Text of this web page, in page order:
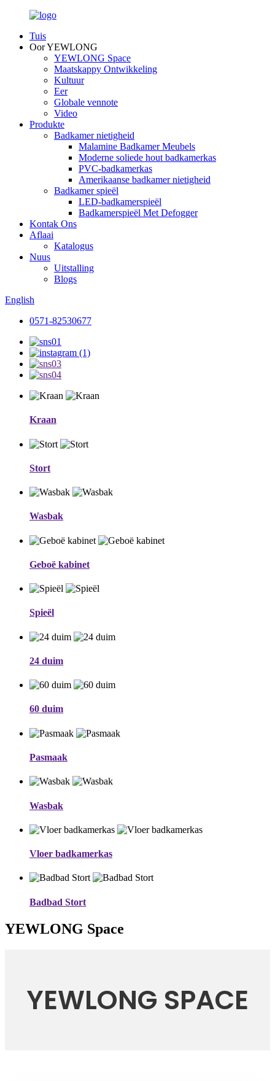
Tuis
Oor YEWLONG
YEWLONG Space
Maatskappy Ontwikkeling
Kultuur
Eer
Globale vennote
Video
Produkte
Badkamer nietigheid
Malamine Badkamer Meubels
Moderne soliede hout badkamerkas
PVC-badkamerkas
Amerikaanse badkamer nietigheid
Badkamer spieël
LED-badkamerspieël
Badkamerspieël Met Defogger
Kontak Ons
Aflaai
Katalogus
Nuus
Uitstalling
Blogs
English
0571-82530677
Kraan
Stort
Wasbak
Geboë kabinet
Spieël
24 duim
60 duim
Pasmaak
Wasbak
Vloer badkamerkas
Badbad Stort
YEWLONG Space
YEWLONG SPACE